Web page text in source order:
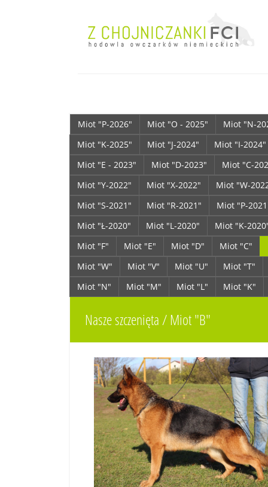
Miot "P-2026" Miot "O - 2025"
Miot "N-
Miot "K-2025"
Miot "J-2024"
Miot "I-2024"
Miot "E - 2023"
Miot "D-2023"
Miot "C-
Miot "Y-2022"
Miot "X-2022"
Miot "W-
Miot "S-2021"
Miot "R-2021"
Miot "P-
Miot "Ł-2020"
Miot "L-2020"
Miot "K-
Miot "F"
Miot "E" Miot "D" Miot "C"
Miot "W"
Miot "V" Miot "U"
Miot "T"
Miot "N"
Miot "M" Miot "L" Miot "K"
Nasze szczenięta / Miot "B"